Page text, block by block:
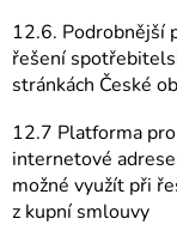
12.6. Podrobnější
řešení
stránkách České
12.7 Platforma
internetové
možné využít při
z kupní smlouvy